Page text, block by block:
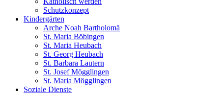
Schutzkonzept
Kindergärten
Arche Noah Bartholomä
St. Maria Böbingen
St. Maria Heubach
St. Georg Heubach
St. Barbara Lautern
St. Josef Mögglingen
St. Maria Mögglingen
Soziale Dienste